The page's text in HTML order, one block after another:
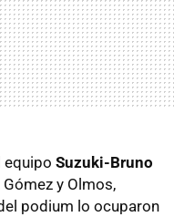
equipo Suzuki-Bruno
Gómez y Olmos,
podium lo ocuparon